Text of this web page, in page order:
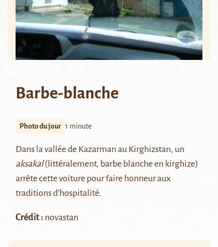
Barbe-blanche
Photo du jour 1 minute
Dans la vallée de Kazarman au Kirghizstan, un
aksakal(littéralement, barbe blanche en kirghize)
arrête cette voiture pour faire honneur aux
traditions d’hospitalité.
Crédit : novastan